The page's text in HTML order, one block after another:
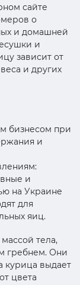
сайте
о
и домашней
и
зависит от
и других
бизнесом при
и
и
на Украине
для
яиц.
тела,
гребнем. Они
курица выдает
цвета